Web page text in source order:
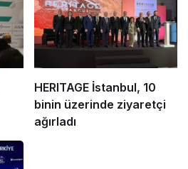
HERITAGE İstanbul, 10
binin üzerinde ziyaretçi
ağırladı